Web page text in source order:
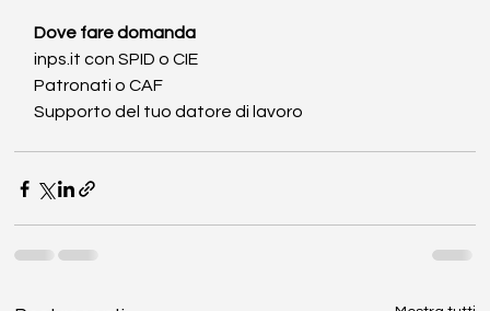
Dove fare domanda
inps.it con SPID o CIE
Patronati o CAF
Supporto del tuo datore di lavoro